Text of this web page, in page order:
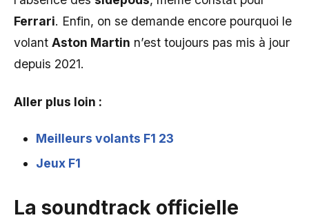
Ferrari. Enfin, on se demande encore pourquoi le
volant Aston Martin n’est toujours pas mis à jour
depuis 2021.
Aller plus loin :
Meilleurs volants F1 23
Jeux F1
La soundtrack officielle